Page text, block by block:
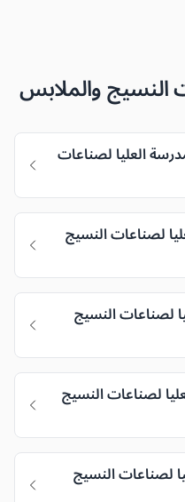
النسيج والملابس
العليا لصناعات
لصناعات النسيج
لصناعات النسيج
لصناعات النسيج
لصناعات النسيج